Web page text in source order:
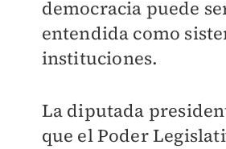
democracia puede
entendida como
instituciones.
La diputada
que el Poder